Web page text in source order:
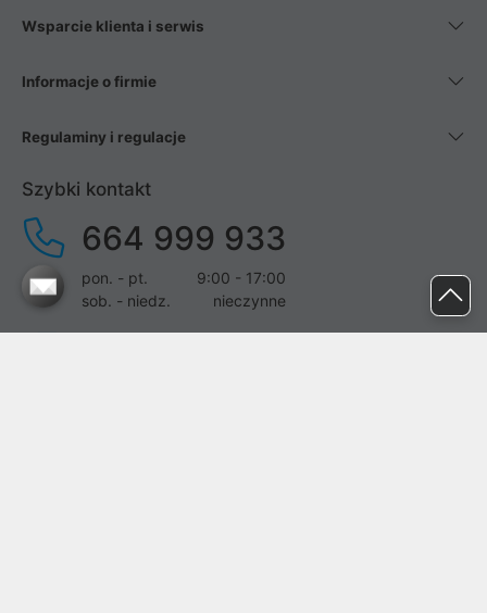
Wsparcie klienta i serwis
Informacje o firmie
Regulaminy i regulacje
Szybki kontakt
664 999 933
pon. - pt.
9:00 - 17:00
sob. - niedz.
nieczynne